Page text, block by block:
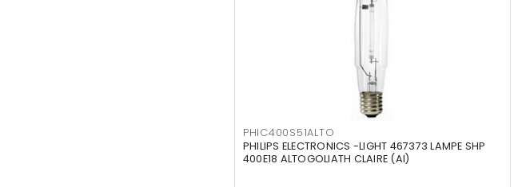
PHIC400S51ALTO
PHILIPS ELECTRONICS -LIGHT 467373 LAMPE SHP
400E18 ALTOGOLIATH CLAIRE (AI)